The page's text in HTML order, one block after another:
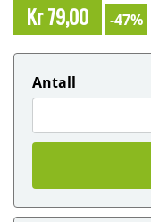
Kr 79,00 -47%
Antall